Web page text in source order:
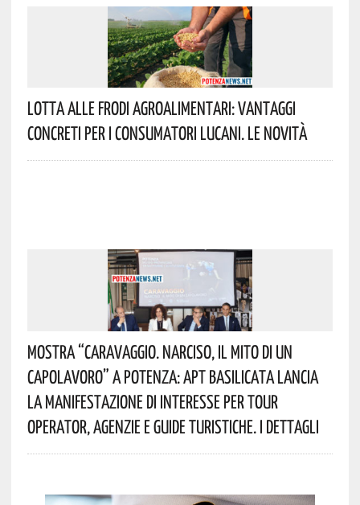
Lotta Alle Frodi Agroalimentari: Vantaggi
Concreti Per I Consumatori Lucani. Le Novità
Mostra “Caravaggio. Narciso, Il Mito Di Un
Capolavoro” A Potenza: APT Basilicata Lancia
La Manifestazione Di Interesse Per Tour
Operator, Agenzie E Guide Turistiche. I Dettagli